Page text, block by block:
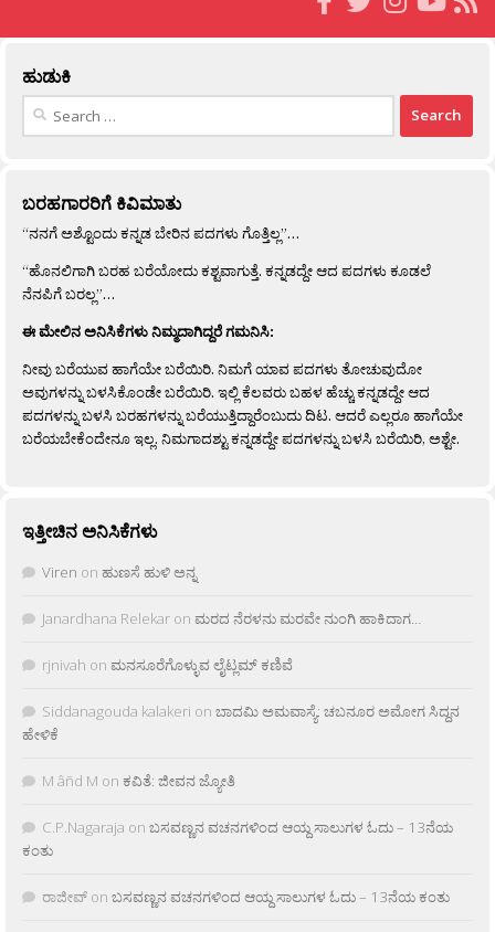
ಹುಡುಕಿ
Search
ಬರಹಗಾರರಿಗೆ ಕಿವಿಮಾತು
“ನನಗೆ ಅಶ್ಟೊಂದು ಕನ್ನಡ ಬೇರಿನ ಪದಗಳು ಗೊತ್ತಿಲ್ಲ”…
“ಹೊನಲಿಗಾಗಿ ಬರಹ ಬರೆಯೋದು ಕಶ್ಟವಾಗುತ್ತೆ. ಕನ್ನಡದ್ದೇ ಆದ ಪದಗಳು ಕೂಡಲೆ
ನೆನಪಿಗೆ ಬರಲ್ಲ”…
ಈ ಮೇಲಿನ ಅನಿಸಿಕೆಗಳು ನಿಮ್ಮದಾಗಿದ್ದರೆ ಗಮನಿಸಿ:
ನೀವು ಬರೆಯುವ ಹಾಗೆಯೇ ಬರೆಯಿರಿ. ನಿಮಗೆ ಯಾವ ಪದಗಳು ತೋಚುವುದೋ
ಅವುಗಳನ್ನು ಬಳಸಿಕೊಂಡೇ ಬರೆಯಿರಿ. ಇಲ್ಲಿ ಕೆಲವರು ಬಹಳ ಹೆಚ್ಚು ಕನ್ನಡದ್ದೇ ಆದ
ಪದಗಳನ್ನು ಬಳಸಿ ಬರಹಗಳನ್ನು ಬರೆಯುತ್ತಿದ್ದಾರೆಂಬುದು ದಿಟ. ಆದರೆ ಎಲ್ಲರೂ ಹಾಗೆಯೇ
ಬರೆಯಬೇಕೆಂದೇನೂ ಇಲ್ಲ. ನಿಮಗಾದಶ್ಟು ಕನ್ನಡದ್ದೇ ಪದಗಳನ್ನು ಬಳಸಿ ಬರೆಯಿರಿ, ಅಶ್ಟೇ.
ಇತ್ತೀಚಿನ ಅನಿಸಿಕೆಗಳು
Viren on ಹುಣಸೆ ಹುಳಿ ಅನ್ನ
Janardhana Relekar on ಮರದ ನೆರಳನು ಮರವೇ ನುಂಗಿ ಹಾಕಿದಾಗ…
rjnivah on ಮನಸೂರೆಗೊಳ್ಳುವ ಲೈಟ್ಲಮ್ ಕಣಿವೆ
Siddanagouda kalakeri on ಬಾದಮಿ ಅಮವಾಸ್ಯೆ: ಚಬನೂರ ಅಮೋಗ ಸಿದ್ದನ
ಹೇಳಿಕೆ
M âñd M on ಕವಿತೆ: ಜೀವನ ಜ್ಯೋತಿ
C.P.Nagaraja on ಬಸವಣ್ಣನ ವಚನಗಳಿಂದ ಆಯ್ದ ಸಾಲುಗಳ ಓದು – 13ನೆಯ
ಕಂತು
ರಾಜೀವ್ on ಬಸವಣ್ಣನ ವಚನಗಳಿಂದ ಆಯ್ದ ಸಾಲುಗಳ ಓದು – 13ನೆಯ ಕಂತು